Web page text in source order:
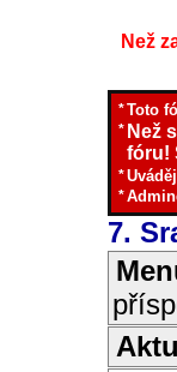
Než
*Toto
* Než
fóru!
*
*
7.